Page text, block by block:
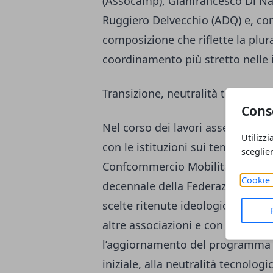
Cookie
Ruggiero Delvecchio (ADQ) e,
composizione che riflette la
coordinamento più stretto
Transizione, neutralità
Nel corso dei lavori
con le istituzioni sui temi della
Confcommercio Mobilità ha
decennale della Federazione,
scelte ritenute ideologiche in
altre associazioni e con le
l’aggiornamento del
iniziale, alla neutralità